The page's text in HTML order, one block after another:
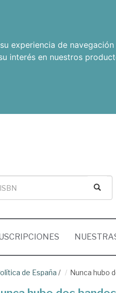
experiencia de
interés en nuestros
de España / Nunca hubo